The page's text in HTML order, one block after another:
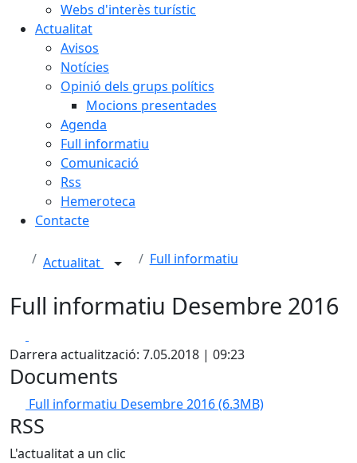
Webs d'interès turístic
Actualitat
Avisos
Notícies
Opinió dels grups polítics
Mocions presentades
Agenda
Full informatiu
Comunicació
Rss
Hemeroteca
Contacte
Actualitat Full informatiu
Full informatiu Desembre 2016
Darrera actualització: 7.05.2018 | 09:23
Documents
Full informatiu Desembre 2016(6.3MB)
RSS
L'actualitat a un clic